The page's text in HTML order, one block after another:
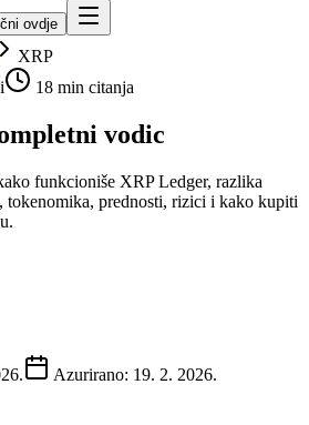
ovdje
XRP
18 min citanja
vodic
funkcioniše XRP Ledger, razlika
tokenomika, prednosti, rizici i kako kupiti
Azurirano: 19. 2. 2026.